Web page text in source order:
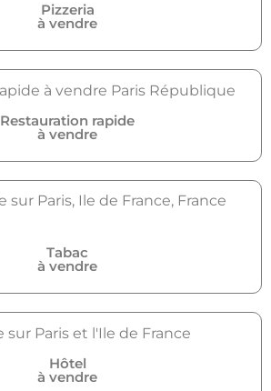
Pizzeria
à vendre
Restauration rapide
à vendre
Tabac
à vendre
Hôtel
à vendre